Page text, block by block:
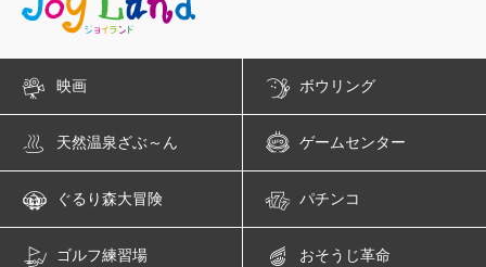
映画 ボウリング
天然温泉ざぶ～ん ゲームセンター
ぐるり森大冒険 パチンコ
ゴルフ練習場 おそうじ革命